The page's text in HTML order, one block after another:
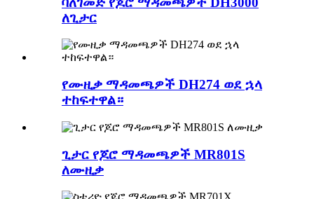
ለጊታር
የሙዚቃ ማዳመጫዎች DH274 ወደ ኋላ
ተከፍተዋል።
ጊታር የጆሮ ማዳመጫዎች MR801S
ለሙዚቃ